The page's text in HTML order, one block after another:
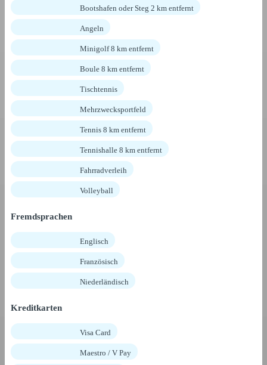
Bootshafen oder Steg 2 km entfernt
Angeln
Minigolf 8 km entfernt
Boule 8 km entfernt
Tischtennis
Mehrzwecksportfeld
Tennis 8 km entfernt
Tennishalle 8 km entfernt
Fahrradverleih
Volleyball
Fremdsprachen
Englisch
Französisch
Niederländisch
Kreditkarten
Visa Card
Maestro / V Pay